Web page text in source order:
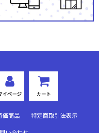
イページ カート
価商品 特定商取引法表示